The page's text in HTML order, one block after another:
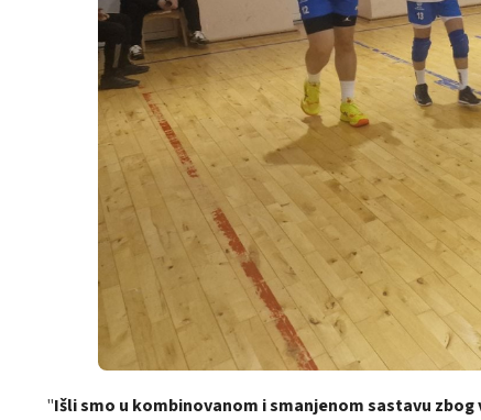
"Išli smo u kombinovanom i smanjenom sastavu